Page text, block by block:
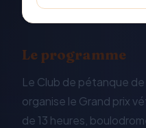
Le programme
Le Club de pétanque
organise le Grand prix
de 13 heures,